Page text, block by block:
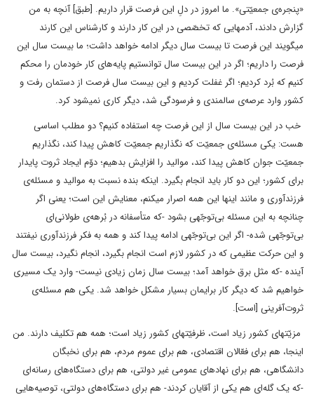
«پنجره‌ی جمعیّتی». ما امروز در دلِ این فرصت قرار داریم. [طبق] آنچه به من
گزارش دادند، آدمهایی که تخصّصی در این کار دارند و کارشناس این کارند
میگویند این فرصت تا بیست سال دیگر ادامه خواهد داشت؛ ما بیست سال این
فرصت را داریم؛ اگر در این بیست سال توانستیم پایه‌های کار خودمان را محکم
کنیم که بُرد کردیم؛ اگر غفلت کردیم و این بیست سال فرصت از دستمان رفت و
کشور وارد عرصه‌ی سالمندی و فرسودگی شد، دیگر کاری نمیشود کرد.
خب در این بیست سال از این فرصت چه استفاده کنیم؟ دو مطلب اساسی
هست: یکی مسئله‌ی جمعیّت که نگذاریم جمعیّت کاهش پیدا کند، نگذاریم
جمعیّت جوان کاهش پیدا کند، موالید را افزایش بدهیم؛ دوّم ایجاد ثروت پایدار
برای کشور؛ این دو کار باید انجام بگیرد. اینکه بنده نسبت به موالید و مسئله‌ی
فرزندآوری و مانند اینها این همه اصرار میکنم، معنایش این است؛ یعنی اگر
چنانچه به این مسئله بی‌توجّهی بشود -که متأسفانه در بُرهه‌ی طولانی‌ای
بی‌توجّهی شده- اگر این بی‌توجّهی ادامه پیدا کند و همه به فکر فرزندآوری نیفتند
و این حرکت عظیمی که در کشور لازم است انجام بگیرد، انجام نگیرد، بیست سال
آینده -که مثل برق خواهد آمد؛ بیست سال زمان زیادی نیست- وارد یک مسیری
خواهیم شد که دیگر کار برایمان بسیار مشکل خواهد شد. یکی هم مسئله‌ی
ثروت‌آفرینی [است].
مزیّتهای کشور زیاد است، ظرفیّتهای کشور زیاد است؛ همه هم تکلیف دارند. من
اینجا، هم برای فعّالان اقتصادی، هم برای عموم مردم، هم برای نخبگان
دانشگاهی، هم برای نهادهای عمومی غیر دولتی، هم برای دستگاه‌های رسانه‌ای
-که یک گله‌ای هم یکی از آقایان کردند- هم برای دستگاه‌های دولتی، توصیه‌هایی